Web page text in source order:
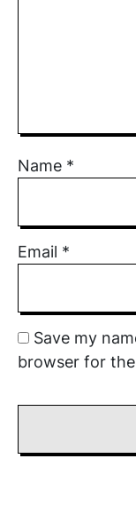
Name *
Email *
Save my
browser for